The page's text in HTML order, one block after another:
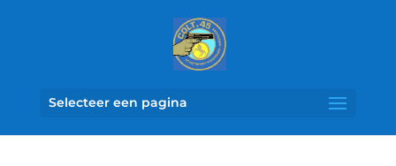
Selecteer een pagina